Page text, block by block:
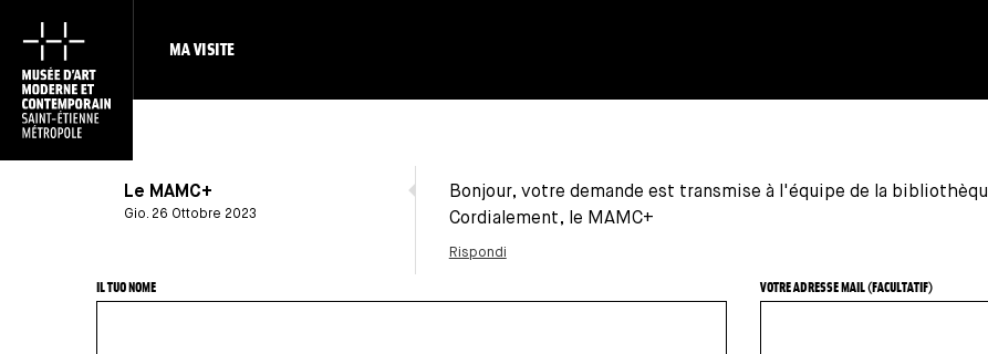
MA VISITE
Le MAMC+
Gio. 26 Ottobre 2023
a
Bonjour, votre demande est transmise à l'équipe de la
Cordialement, le MAMC+
Rispondi
IL TUO NOME VOTRE ADRESSE MAIL (FACULTATIF)